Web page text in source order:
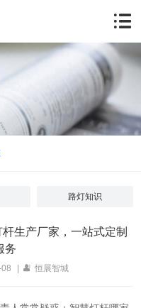
路灯知识
生产厂家，一站式定制
务
恒展智城